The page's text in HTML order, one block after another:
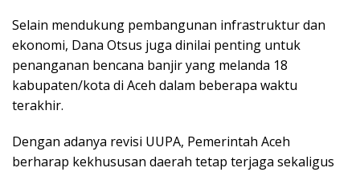
Selain mendukung pembangunan infrastruktur dan
ekonomi, Dana Otsus juga dinilai penting untuk
penanganan bencana banjir yang melanda 18
kabupaten/kota di Aceh dalam beberapa waktu
terakhir.
Dengan adanya revisi UUPA, Pemerintah Aceh
berharap kekhususan daerah tetap terjaga sekaligus